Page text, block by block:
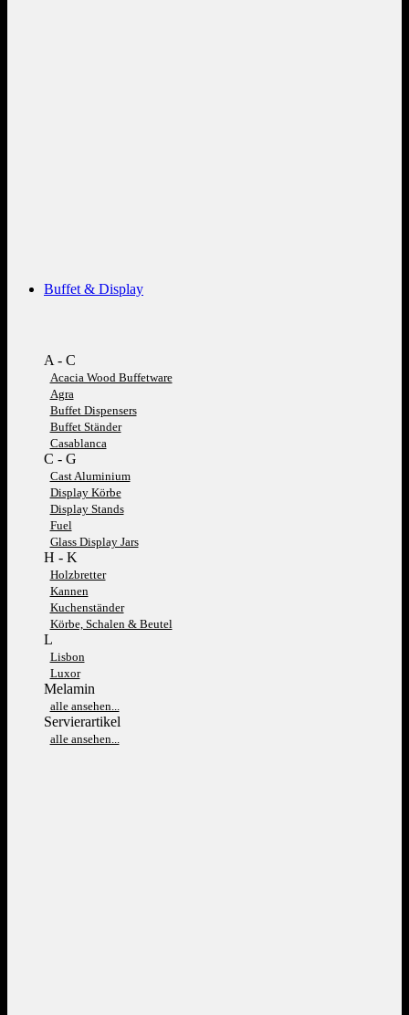
Buffet & Display
A - C
Acacia Wood Buffetware
Agra
Buffet Dispensers
Buffet Ständer
Casablanca
C - G
Cast Aluminium
Display Körbe
Display Stands
Fuel
Glass Display Jars
H - K
Holzbretter
Kannen
Kuchenständer
Körbe, Schalen & Beutel
L
Lisbon
Luxor
Melamin
alle ansehen...
Servierartikel
alle ansehen...